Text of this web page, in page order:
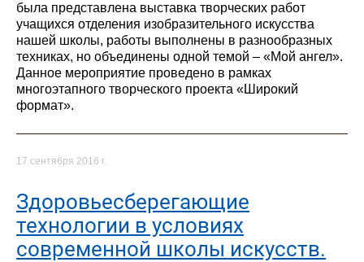
была представлена выставка творческих работ
учащихся отделения изобразительного искусства
нашей школы, работы выполнены в разнообразных
техниках, но объединены одной темой – «Мой ангел».
Данное мероприятие проведено в рамках
многоэтапного творческого проекта «Широкий
формат».
17 сентября 2016 г.
Здоровьесберегающие
технологии в условиях
современной школы искусств.